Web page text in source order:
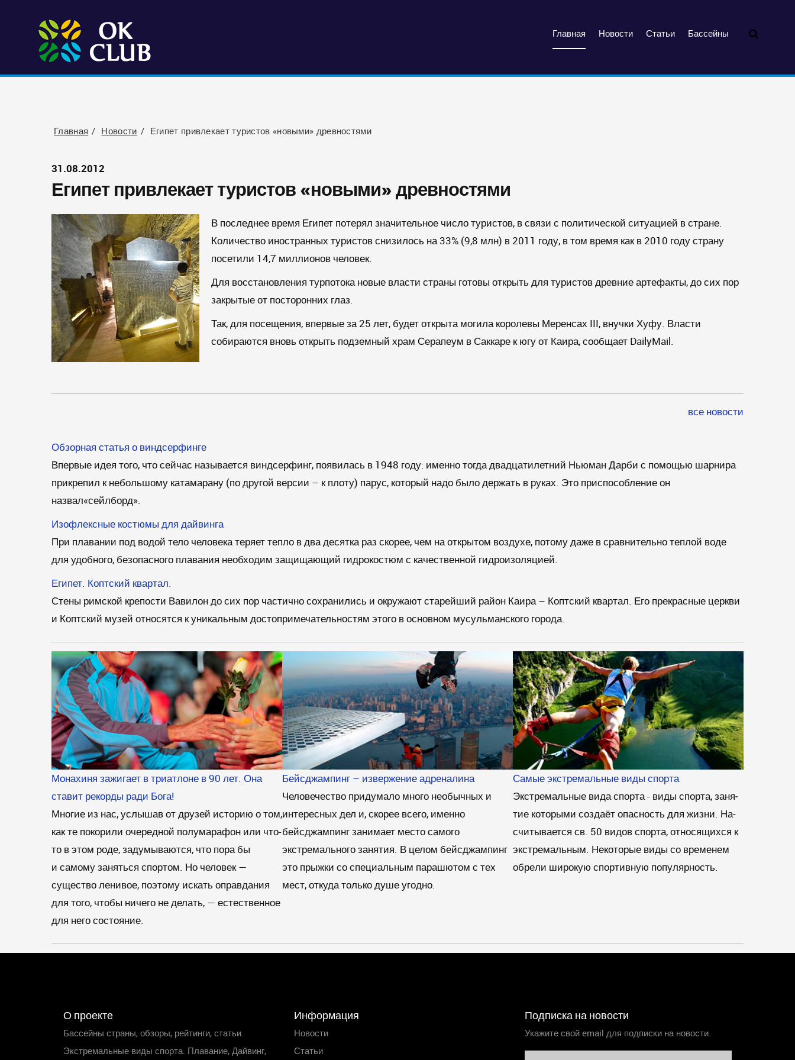
Главная Новости Статьи Бассейны
Главная Новости Египет привлекает туристов «новыми» древностями
31.08.2012
Египет привлекает туристов «новыми» древностями
В последнее время Египет потерял значительное число туристов, в связи с политической ситуацией в стране.
Количество иностранных туристов снизилось на 33% (9,8 млн) в 2011 году, в том время как в 2010 году страну
посетили 14,7 миллионов человек.
Для восстановления турпотока новые власти страны готовы открыть для туристов древние артефакты, до сих пор
закрытые от посторонних глаз.
Так, для посещения, впервые за 25 лет, будет открыта могила королевы Меренсах III, внучки Хуфу. Власти
собираются вновь открыть подземный храм Серапеум в Саккаре к югу от Каира, сообщает DailyMail.
все новости
Обзорная статья о виндсерфинге
Впервые идея того, что сейчас называется виндсерфинг, появилась в 1948 году: именно тогда двадцатилетний Ньюман Дарби с помощью шарнира
прикрепил к небольшому катамарану (по другой версии – к плоту) парус, который надо было держать в руках. Это приспособление он
назвал«сейлборд».
Изофлексные костюмы для дайвинга
При плавании под водой тело человека теряет тепло в два десятка раз скорее, чем на открытом воздухе, потому даже в сравнительно теплой воде
для удобного, безопасного плавания необходим защищающий гидрокостюм с качественной гидроизоляцией.
Египет. Коптский квартал.
Стены римской крепости Вавилон до сих пор частично сохранились и окружают старейший район Каира – Коптский квартал. Его прекрасные церкви
и Коптский музей относятся к уникальным достопримечательностям этого в основном мусульманского города.
Монахиня зажигает в триатлоне в 90 лет. Она
ставит рекорды ради Бога!
Многие из нас, услышав от друзей историю о том,
как те покорили очередной полумарафон или что-
то в этом роде, задумываются, что пора бы
и самому заняться спортом. Но человек —
существо ленивое, поэтому искать оправдания
для того, чтобы ничего не делать, — естественное
для него состояние.
Бейсджампинг – извержение адреналина
Человечество придумало много необычных и
интересных дел и, скорее всего, именно
бейсджампинг занимает место самого
экстремального занятия. В целом бейсджампинг
это прыжки со специальным парашютом с тех
мест, откуда только душе угодно.
Самые экстремальные виды спорта
Экстремальные вида спорта - ви­ды спор­та, за­ня­
тие ко­то­ры­ми соз­да­ёт опас­ность для жиз­ни. На­
счи­ты­ва­ет­ся св. 50 ви­дов спор­та, от­но­ся­щих­ся к
экс­тре­маль­ным. Не­ко­то­рые ви­ды со вре­ме­нем
об­ре­ли ши­ро­кую спортивную по­пу­ляр­ность.
О проекте
Бассейны страны, обзоры, рейтинги, статьи.
Экстремальные виды спорта. Плавание, Дайвинг,
Информация
Новости
Статьи
Подписка на новости
Укажите свой email для подписки на новости.